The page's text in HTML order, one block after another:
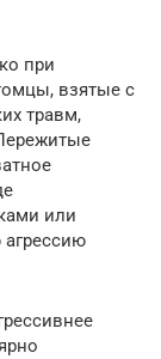
при
взятые с
травм,
или